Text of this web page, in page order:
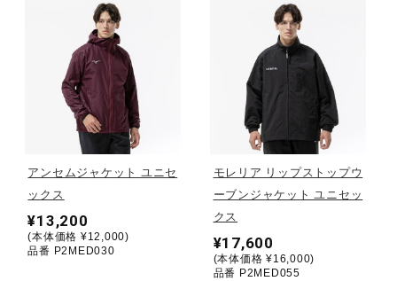
その他
サポート
直営店一覧
アンセムジャケット ユニセ
ックス
¥13,200
(本体価格 ¥12,000)
品番 P2MED030
モレリア リップストップウ
ーブンジャケット ユニセッ
クス
¥17,600
(本体価格 ¥16,000)
品番 P2MED055